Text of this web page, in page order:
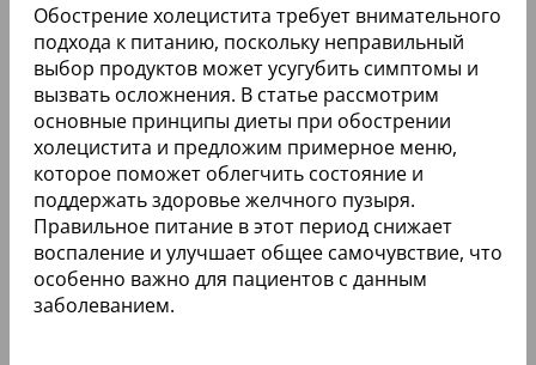
Обострение холецистита требует внимательного
подхода к питанию, поскольку неправильный
выбор продуктов может усугубить симптомы и
вызвать осложнения. В статье рассмотрим
основные принципы диеты при обострении
холецистита и предложим примерное меню,
которое поможет облегчить состояние и
поддержать здоровье желчного пузыря.
Правильное питание в этот период снижает
воспаление и улучшает общее самочувствие, что
особенно важно для пациентов с данным
заболеванием.